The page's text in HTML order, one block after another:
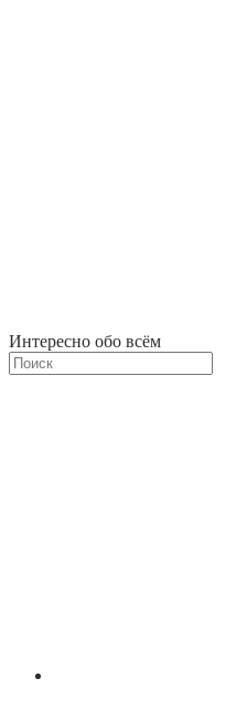
Интересно обо всём